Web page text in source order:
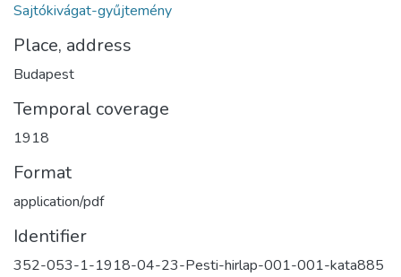
Sajtókivágat-gyűjtemény
Place, address
Budapest
Temporal coverage
1918
Format
application/pdf
Identifier
352-053-1-1918-04-23-Pesti-hirlap-001-001-kata885